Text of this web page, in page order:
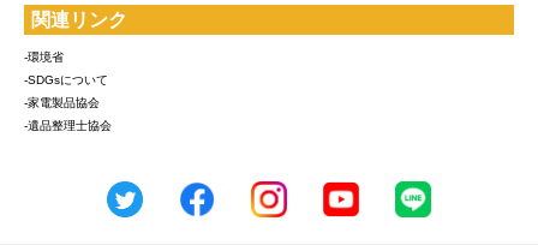
関連リンク
-環境省
-SDGsについて
-家電製品協会
-遺品整理士協会